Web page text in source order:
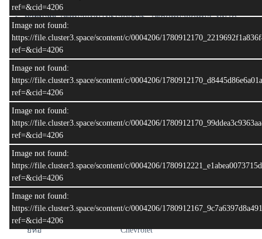
ref=&cid=4206
Image not found:
https://file.cluster3.space/scontent/c/0004206/
ref=&cid=4206
Image not found:
https://file.cluster3.space/scontent/c/0004206/
ref=&cid=4206
Image not found:
https://file.cluster3.space/scontent/c/0004206/
ref=&cid=4206
Image not found:
https://file.cluster3.space/scontent/c/0004206/
ref=&cid=4206
Image not found:
https://file.cluster3.space/scontent/c/0004206/
ref=&cid=4206
รายละเอียดทั่วไป
ภายนอก:ไฟหน้าแบบโปรเจคเตอร์, ไฟตัดหมอกคู่หน้า, บันได
ข้าง, และกระจกมองข้างปรับ/พับไฟฟ้า
ความสะดวกสบาย:เบาะนั่งหุ้มหนัง เบาะคนขับปรับไฟฟ้า, ระบบ
ปรับอากาศอัตโนมัติ, และพวงมาลัยมัลติฟังก์ชัน
(**รูปป้ายทะเบียนใช้เพื่อการโฆษณาเท่านั้น )
อัพเดท: 15:00:21 18/07/2026
📌📌 สอบถามข้อมูลเพิ่มเติม 📌📌
• Tel : 080-998-9249, 084-269-9324
• Line :@hoc.pk
• Facebook :House of Cars Phuket
สเปครถ
ยี่ห้อ Chevrolet